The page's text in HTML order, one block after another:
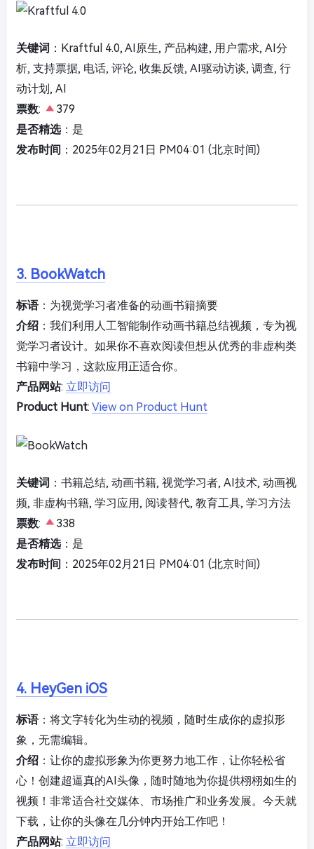
关键词 ：Kraftful 4.0, AI原生, 产品构建, 用户需求, AI分
析, 支持票据, 电话, 评论, 收集反馈, AI驱动访谈, 调查, 行
动计划, AI
票数:
379
是否精选：是
发布时间 ：2025年02月21日 PM04:01 (北京时间)
3. BookWatch
标语：为视觉学习者准备的动画书籍摘要
介绍 ：我们利用人工智能制作动画书籍总结视频，专为视
觉学习者设计。如果你不喜欢阅读但想从优秀的非虚构类
书籍中学习，这款应用正适合你。
产品网站: 立即访问
Product Hunt: View on Product Hunt
关键词 ：书籍总结, 动画书籍, 视觉学习者, AI技术, 动画视
频, 非虚构书籍, 学习应用, 阅读替代, 教育工具, 学习方法
票数:
338
是否精选：是
发布时间 ：2025年02月21日 PM04:01 (北京时间)
4. HeyGen iOS
标语：将文字转化为生动的视频，随时生成你的虚拟形
象，无需编辑。
介绍 ：让你的虚拟形象为你更努力地工作，让你轻松省
心！创建超逼真的AI头像，随时随地为你提供栩栩如生的
视频！非常适合社交媒体、市场推广和业务发展。今天就
下载，让你的头像在几分钟内开始工作吧！
产品网站: 立即访问